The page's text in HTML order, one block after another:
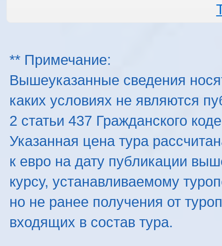
** Примечание:
Вышеуказанные сведения
каких условиях не являются
2 статьи 437 Гражданского
Указанная цена тура
к евро на дату публикации
курсу, устанавливаемому
но не ранее получения от
входящих в состав тура.